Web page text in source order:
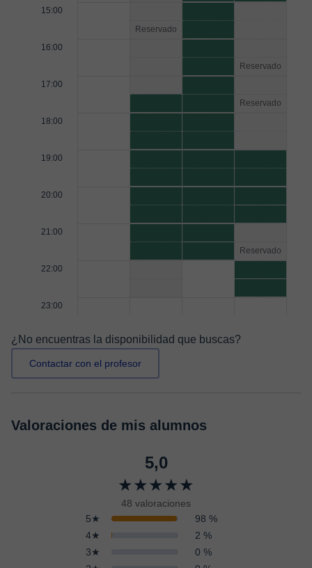
15:00
Reservado
16:00
Reservado
17:00
Reservado
18:00
19:00
20:00
21:00
Reservado
22:00
23:00
¿No encuentras la disponibilidad que buscas?
Contactar con el profesor
Valoraciones de mis alumnos
5,0
★★★★★
48 valoraciones
5★
98 %
4★
2 %
3★
0 %